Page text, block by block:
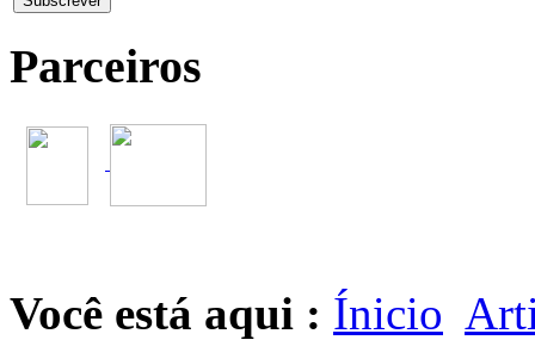
Parceiros
Você está aqui : Ínicio